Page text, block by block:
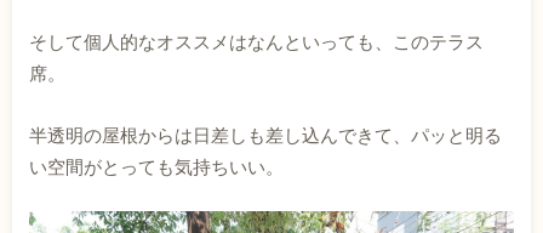
そして個人的なオススメはなんといっても、このテラス
席。
半透明の屋根からは日差しも差し込んできて、パッと明る
い空間がとっても気持ちいい。